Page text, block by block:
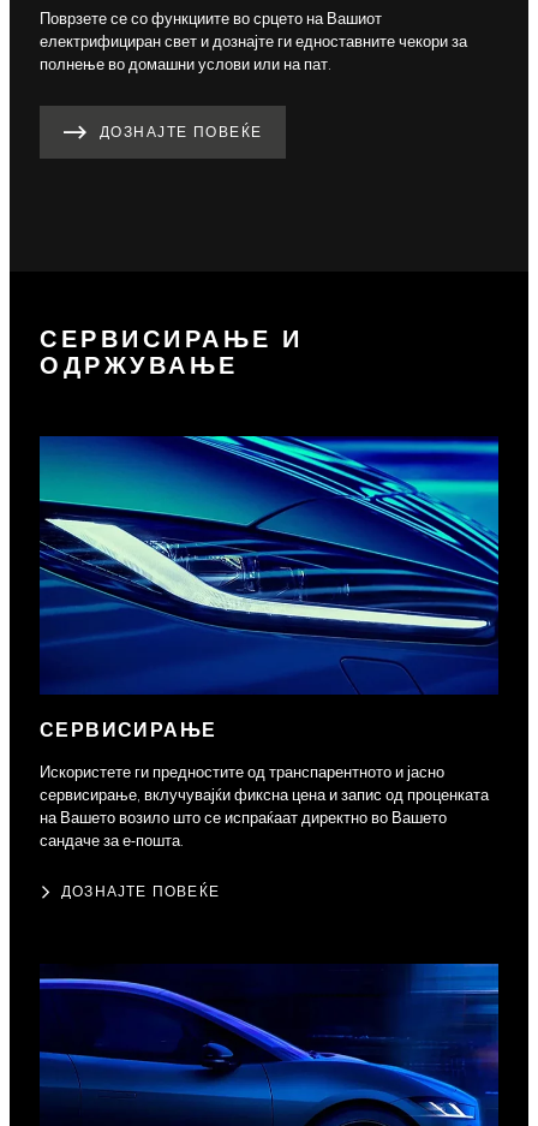
Поврзете се со функциите во срцето на Вашиот
електрифициран свет и дознајте ги едноставните чекори за
полнење во домашни услови или на пат.
ДОЗНАЈТЕ ПОВЕЌЕ
СЕРВИСИРАЊЕ И
ОДРЖУВАЊЕ
СЕРВИСИРАЊЕ
Искористете ги предностите од транспарентното и јасно
сервисирање, вклучувајќи фиксна цена и запис од проценката
на Вашето возило што се испраќаат директно во Вашето
сандаче за е-пошта.
ДОЗНАЈТЕ ПОВЕЌЕ